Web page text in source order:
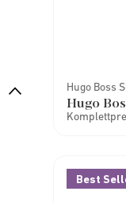
Hugo Boss
Hugo
Best